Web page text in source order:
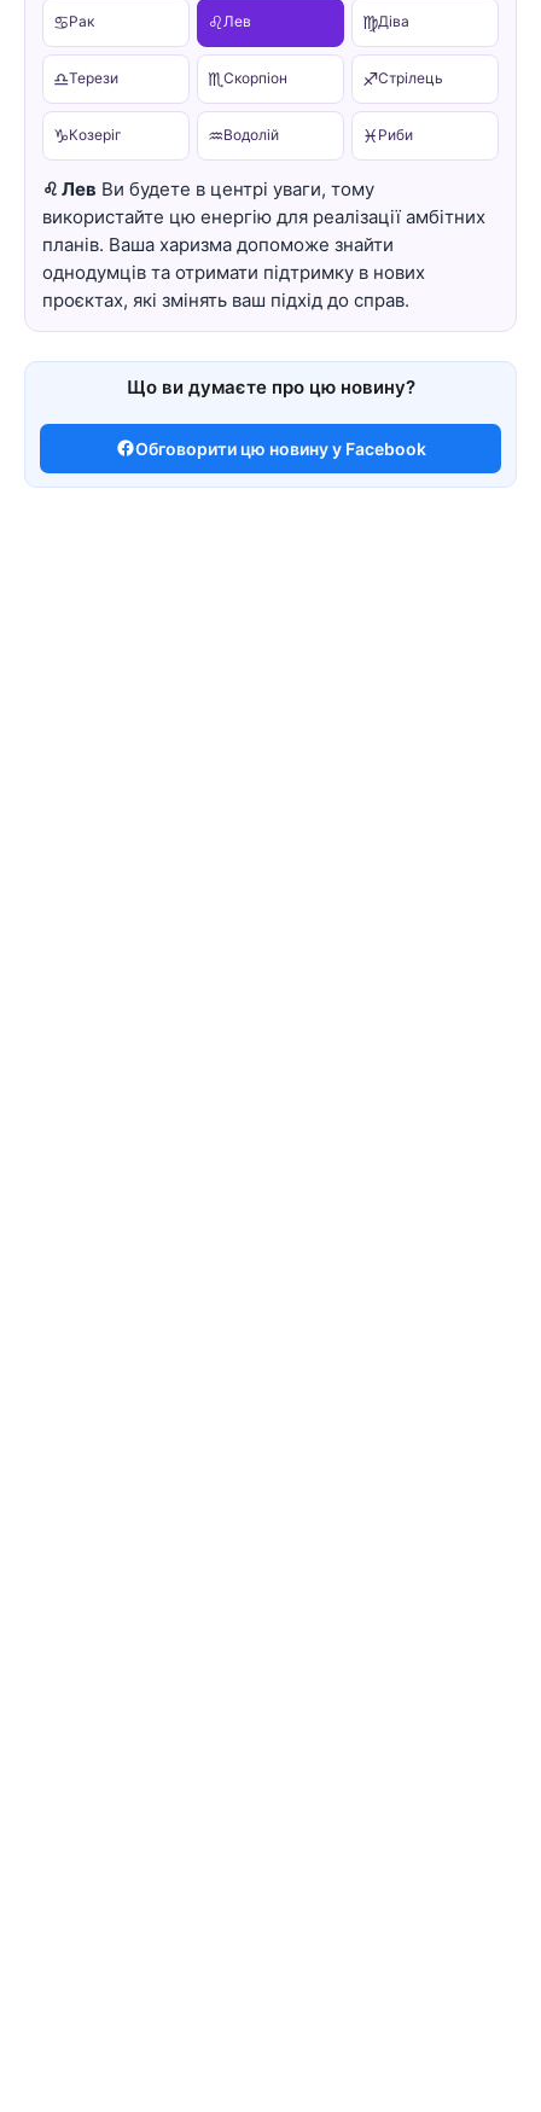
♋Рак ♌Лев ♍Діва
♎Терези ♏ Скорпіон ♐Стрілець
♑Козеріг ♒Водолій ♓ Риби
♌ Лев Ви будете в центрі уваги, тому
використайте цю енергію для реалізації амбітних
планів. Ваша харизма допоможе знайти
однодумців та отримати підтримку в нових
проєктах, які змінять ваш підхід до справ.
Що ви думаєте про цю новину?
Обговорити цю новину у Facebook